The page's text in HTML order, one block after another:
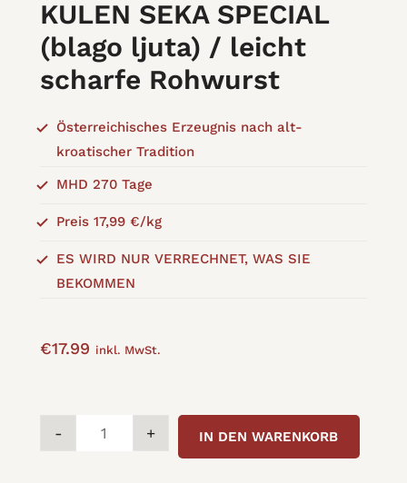
KULEN SEKA SPECIAL
(blago ljuta) / leicht
scharfe Rohwurst
Österreichisches Erzeugnis nach alt-
kroatischer Tradition
MHD 270 Tage
Preis 17,99 €/kg
ES WIRD NUR VERRECHNET, WAS SIE
BEKOMMEN
€17.99 inkl. MwSt.
- + IN DEN WARENKORB